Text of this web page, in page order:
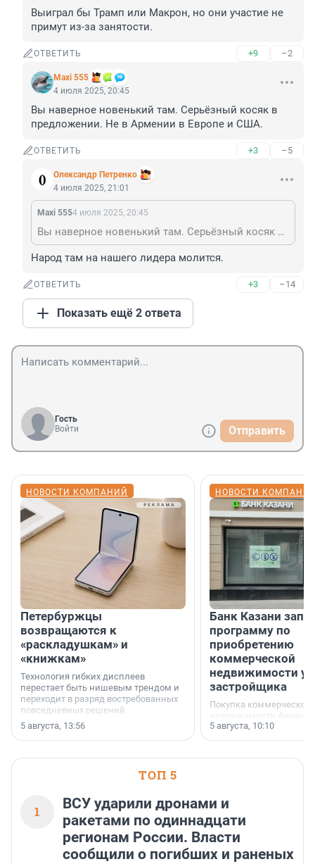
Выиграл бы Трамп или Макрон, но они участие не
примут из-за занятости.
ОТВЕТИТЬ +9 –2
Maxi 555
4 июля 2025, 20:45
Вы наверное новенький там. Серьёзный косяк в
предложении. Не в Армении в Европе и США.
ОТВЕТИТЬ +3 –5
Олександр Петренко
4 июля 2025, 21:01
Maxi 5554 июля 2025, 20:45
Вы наверное новенький там. Серьёзный косяк в предложении. Не в Армении в Европе и США.
Народ там на нашего лидера молится.
ОТВЕТИТЬ +3 –14
Показать ещё 2 ответа
Гость
Войти
Отправить
НОВОСТИ КОМПАНИЙ
Петербуржцы
возвращаются к
«раскладушкам» и
«книжкам»
Технология гибких дисплеев
перестает быть нишевым трендом и
переходит в разряд востребованных
повседневных решений.
5 августа, 13:56
НОВОСТИ
Банк Казани
программу по
приобретению
коммерческой
недвижимости у
застройщика
Покупка коммерческой
недвижимости
инструмент,
предпринимателей.
или готовый арендный
5 августа, 10:10
ТОП 5
1
ВСУ ударили дронами и
ракетами по одиннадцати
регионам России. Власти
сообщили о погибших и раненых